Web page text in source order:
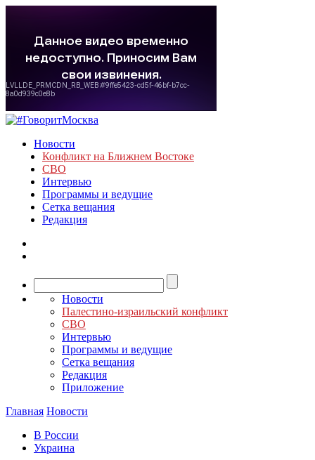
Новости
Конфликт на Ближнем Востоке
СВО
Интервью
Программы и ведущие
Сетка вещания
Редакция
Новости
Палестино-израильский конфликт
СВО
Интервью
Программы и ведущие
Сетка вещания
Редакция
Приложение
Главная Новости
В России
Украина